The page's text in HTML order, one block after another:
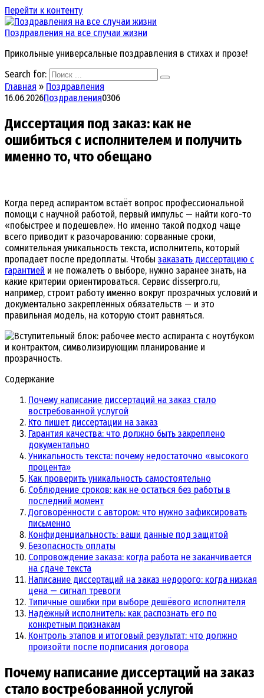
Перейти к контенту
Поздравления на все случаи жизни
Прикольные универсальные поздравления в стихах и прозе!
Search for:
Главная » Поздравления
16.06.2026Поздравления0306
Диссертация под заказ: как не
ошибиться с исполнителем и получить
именно то, что обещано
Когда перед аспирантом встаёт вопрос профессиональной
помощи с научной работой, первый импульс — найти кого-то
«побыстрее и подешевле». Но именно такой подход чаще
всего приводит к разочарованию: сорванные сроки,
сомнительная уникальность текста, исполнитель, который
пропадает после предоплаты. Чтобы заказать диссертацию с
гарантией и не пожалеть о выборе, нужно заранее знать, на
какие критерии ориентироваться. Сервис disserpro.ru,
например, строит работу именно вокруг прозрачных условий и
документально закреплённых обязательств — и это
правильная модель, на которую стоит равняться.
Содержание
Почему написание диссертаций на заказ стало
востребованной услугой
Кто пишет диссертации на заказ
Гарантия качества: что должно быть закреплено
документально
Уникальность текста: почему недостаточно «высокого
процента»
Как проверить уникальность самостоятельно
Соблюдение сроков: как не остаться без работы в
последний момент
Договорённости с автором: что нужно зафиксировать
письменно
Конфиденциальность: ваши данные под защитой
Безопасность оплаты
Сопровождение заказа: когда работа не заканчивается
на сдаче текста
Написание диссертаций на заказ недорого: когда низкая
цена — сигнал тревоги
Типичные ошибки при выборе дешёвого исполнителя
Надёжный исполнитель: как распознать его по
конкретным признакам
Контроль этапов и итоговый результат: что должно
произойти после подписания договора
Почему написание диссертаций на заказ
стало востребованной услугой